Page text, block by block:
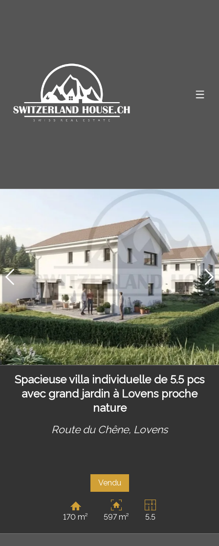
Spacieuse villa individuelle de 5.5 pcs
avec grand jardin à Lovens proche
nature
Route du Chêne, Lovens
Vendu
170 m² 597 m² 5.5